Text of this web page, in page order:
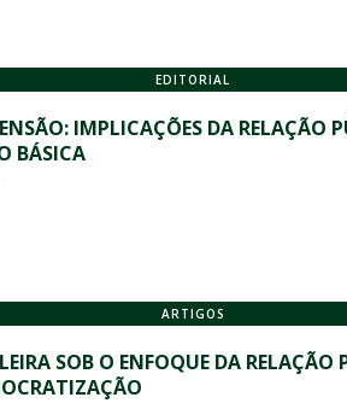
EDITORIAL
IMPLICAÇÕES DA RELAÇÃO
BÁSICA
ARTIGOS
SOB O ENFOQUE DA RELAÇÃO